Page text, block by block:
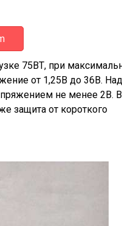
75ВТ, при
от 1,25В до 36В.
не менее 2В. В
защита от короткого